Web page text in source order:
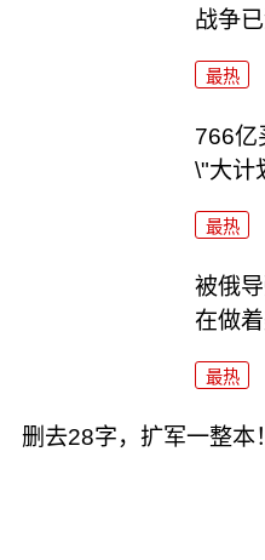
战争
最热
766亿
\"大计
最热
被俄
在做着
最热
删去28字，扩军一整本